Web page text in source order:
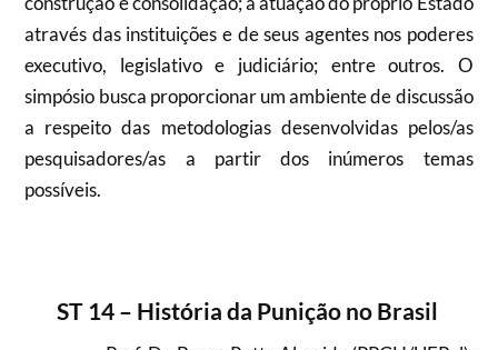
através das instituições e de seus agentes nos poderes
executivo, legislativo e judiciário; entre outros. O
simpósio busca proporcionar um ambiente de discussão
a respeito das metodologias desenvolvidas pelos/as
pesquisadores/as a partir dos inúmeros temas
possíveis.
ST 14– História da Punição no Brasil